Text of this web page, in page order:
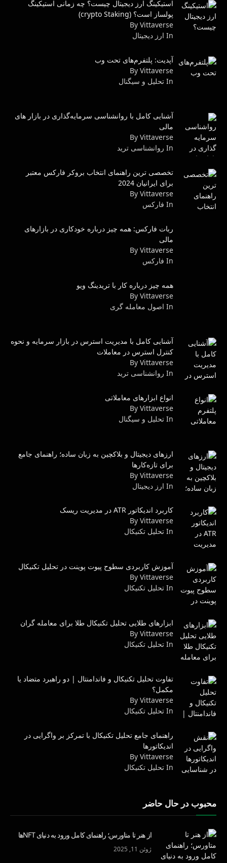
استیکینگ ارز دیجیتال چیست؟ چه زمانی استیکینگ
پولساز است؟ (crypto Staking)
By Vittaverse
In ارز دیجیتال
آپدیت: پلتفرم‌های تحت وب
By Vittaverse
In تحلیل و سیگنال
آشنایی کامل با روانشناسی سرمایه‌گذاری در بازار های
مالی
By Vittaverse
In روانشناسى ترید
تخصصی ترین راهنمای انتخاب بروکر فارکس معتبر
برای ایرانیان 2024
By Vittaverse
In فاركس
ربات فارکس: همه چیز درباره خودکاری در بازارهای
مالی
By Vittaverse
In فاركس
همه چیز درباره کار با تریدینگ ویو
By Vittaverse
In اصول معامله گرى
آشنایی کامل با مدیریت استرس در بازار سرمایه و نحوه
کنترل استرس در معاملات
By Vittaverse
In روانشناسى ترید
انواع ابزارهای معاملاتی
By Vittaverse
In تحلیل و سیگنال
ارزهای دیجیتال و بلاکچین به زبان ساده؛ راهنمای جامع
برای تازه‌کارها
By Vittaverse
In ارز دیجیتال
کاربرد اندیکاتور ATR در مدیریت ریسک
By Vittaverse
In تحليل تكنيكال
آموزش کاربردی سطوح پیوت پوینت در تحلیل تکنیکال
By Vittaverse
In تحليل تكنيكال
ابزارهای طلایی تحلیل تکنیکال طلا برای معامله گران
By Vittaverse
In تحليل تكنيكال
تفاوت تحلیل تکنیکال و فاندامنتال | دو راهبرد متضاد یا
مکمل؟
By Vittaverse
In تحليل تكنيكال
راهنمای جامع تحلیل تکنیکال با تمرکز بر واگرایی در
اندیکاتورها
By Vittaverse
In تحليل تكنيكال
محبوب در حال حاضر
از هنر تا متاورس؛ راهنمای کامل ورود به دنیای NFTها
ژوئن 11, 2025